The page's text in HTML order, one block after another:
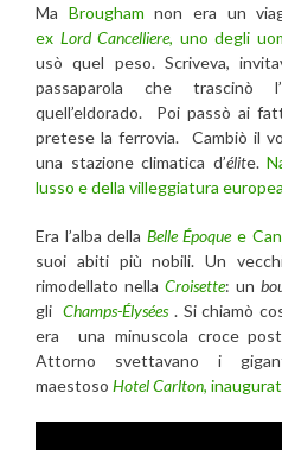
Ma Brougham non era un
ex Lord Cancelliere, uno degli
usò quel peso. Scriveva,
passaparola che trascinò
quell’eldorado. Poi passò ai
pretese la ferrovia. Cambiò il
una stazione climatica d’élite.
lusso e della villeggiatura
Era l’alba della Belle Époquee
suoi abiti più nobili. Un
rimodellato nella Croisette: un
gliChamps-Élysées . Si chiamò
era una minuscola croce
Attorno svettavano i
maestoso Hotel Carlton,